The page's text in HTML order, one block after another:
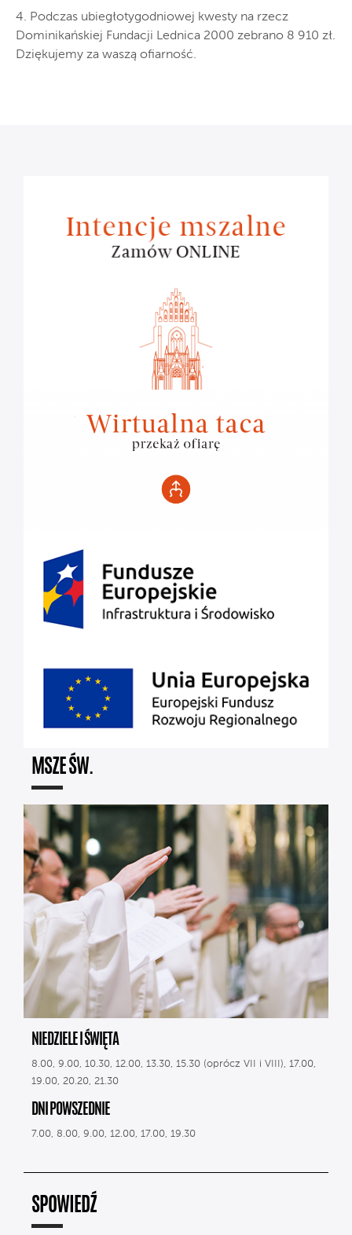
4. Podczas ubiegłotygodniowej kwesty na rzecz
Dominikańskiej Fundacji Lednica 2000 zebrano 8 910 zł.
Dziękujemy za waszą ofiarność.
MSZE ŚW.
NIEDZIELE I ŚWIĘTA
8.00, 9.00, 10.30, 12.00, 13.30, 15.30 (oprócz VII i VIII), 17.00,
19.00, 20.20, 21.30
DNI POWSZEDNIE
7.00, 8.00, 9.00, 12.00, 17.00, 19.30
SPOWIEDŹ